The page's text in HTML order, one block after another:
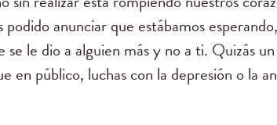
anunciar que estábamos
se le dio a alguien más y no a ti. Quizás
en público, luchas con la depresión o la